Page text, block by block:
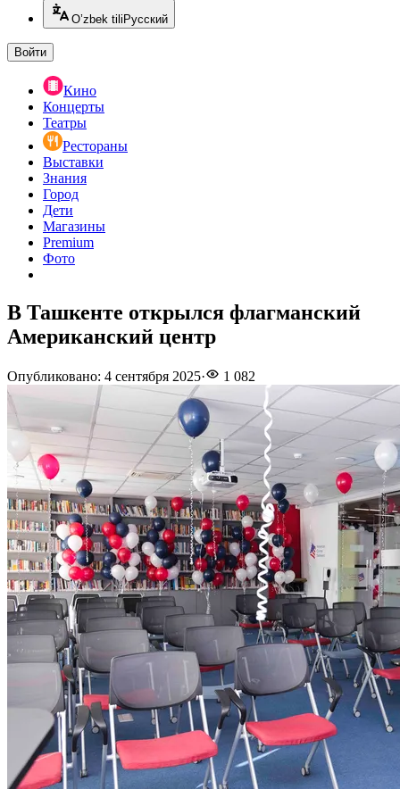
O’zbek tili Русский
Войти
Кино
Концерты
Театры
Рестораны
Выставки
Знания
Город
Дети
Магазины
Premium
Фото
В Ташкенте открылся флагманский
Американский центр
Опубликовано: 4 сентября 2025· 1 082